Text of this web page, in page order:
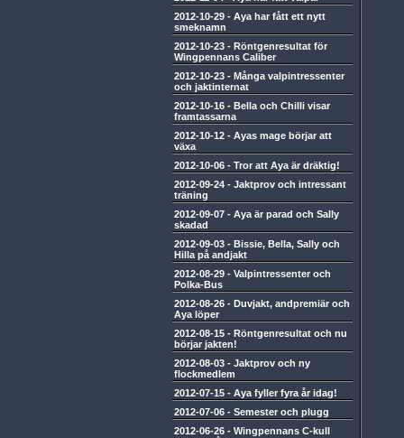
2012-10-29 - Aya har fått ett nytt
smeknamn
2012-10-23 - Röntgenresultat för
Wingpennans Caliber
2012-10-23 - Många valpintressenter
och jaktinternat
2012-10-16 - Bella och Chilli visar
framtassarna
2012-10-12 - Ayas mage börjar att
växa
2012-10-06 - Tror att Aya är dräktig!
2012-09-24 - Jaktprov och intressant
träning
2012-09-07 - Aya är parad och Sally
skadad
2012-09-03 - Bissie, Bella, Sally och
Hilla på andjakt
2012-08-29 - Valpintressenter och
Polka-Bus
2012-08-26 - Duvjakt, andpremiär och
Aya löper
2012-08-15 - Röntgenresultat och nu
börjar jakten!
2012-08-03 - Jaktprov och ny
flockmedlem
2012-07-15 - Aya fyller fyra år idag!
2012-07-06 - Semester och plugg
2012-06-26 - Wingpennans C-kull